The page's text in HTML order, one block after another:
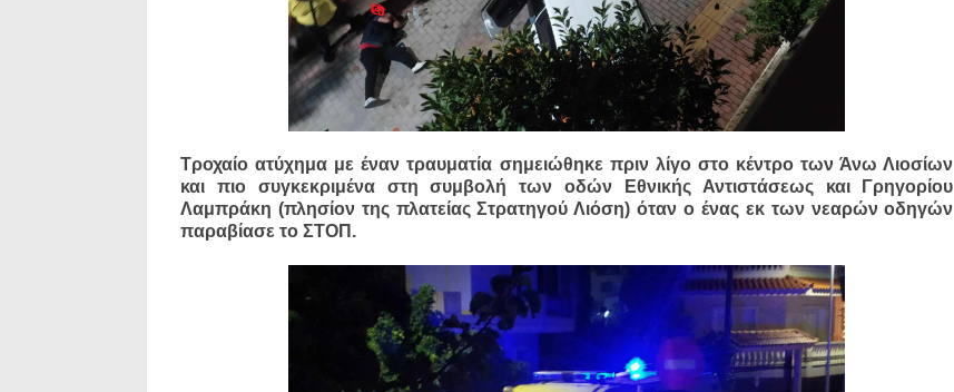
Τροχαίο ατύχημα με έναν τραυματία σημειώθηκε πριν λίγο στο κέντρο των Άνω Λιοσίων
και πιο συγκεκριμένα στη συμβολή των οδών Εθνικής Αντιστάσεως και Γρηγορίου
Λαμπράκη (πλησίον της πλατείας Στρατηγού Λιόση) όταν ο ένας εκ των νεαρών οδηγών
παραβίασε το ΣΤΟΠ.